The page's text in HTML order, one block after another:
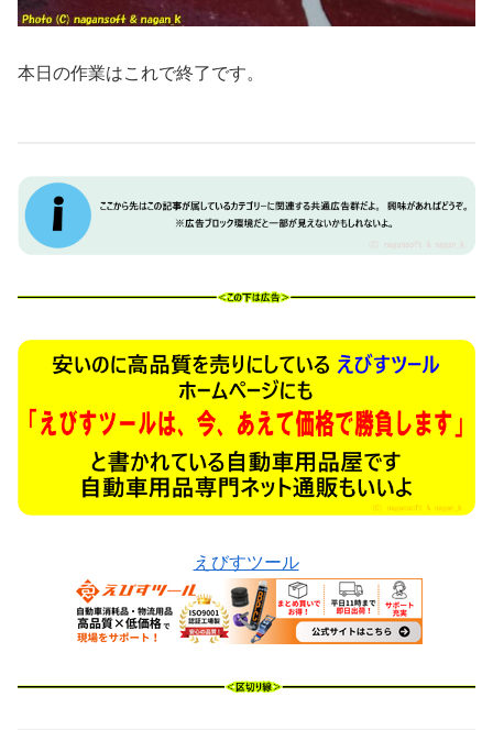
本日の作業はこれで終了です。
えびすツール